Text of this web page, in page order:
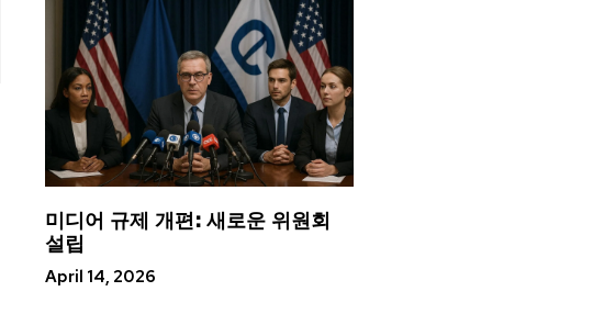
미디어 규제 개편: 새로운 위원회
설립
April 14, 2026